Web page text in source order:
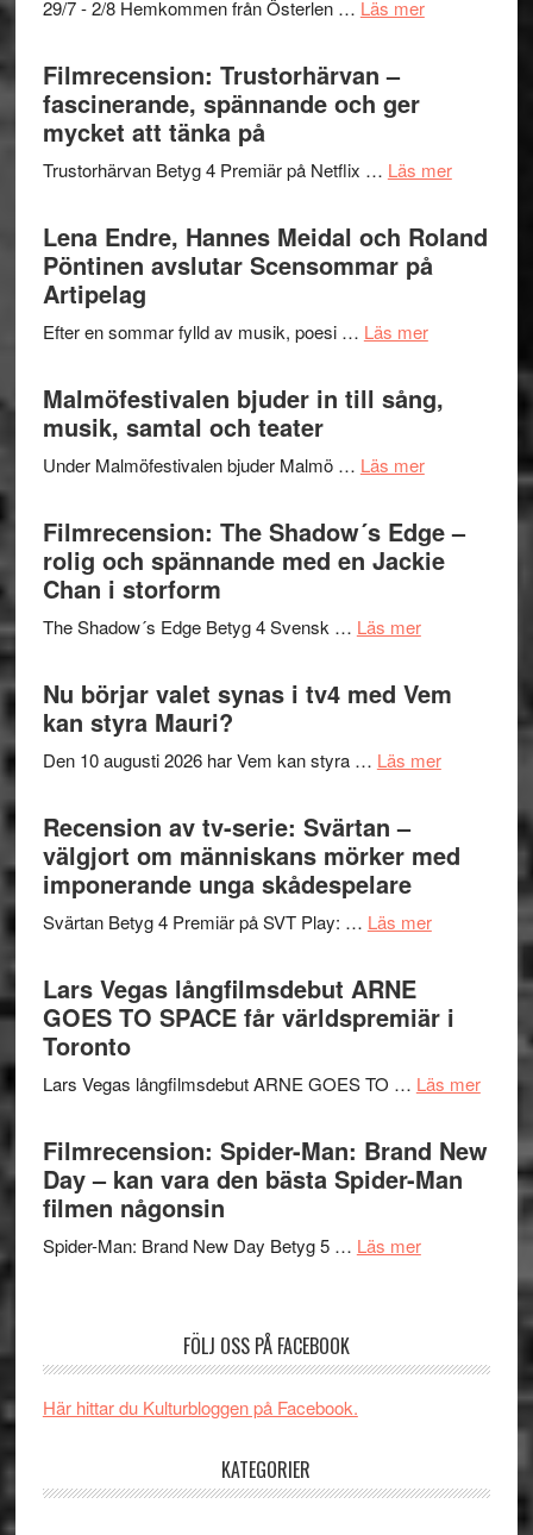
en
hjärtevarm
29/7 - 2/8 Hemkommen från Österlen … Läs merom
–
Delvis
bortom
terräng
Filmrecension: Trustorhärvan –
fascinerande, spännande och ger
mycket att tänka på
Trustorhärvan Betyg 4 Premiär på Netflix … Läs merom
–
Lena Endre, Hannes Meidal och Roland
Pöntinen avslutar Scensommar på
Artipelag
Efter en sommar fylld av musik, poesi … Läs merom
Hannes
Pöntinen
avslutar
Malmöfestivalen bjuder in till sång,
musik, samtal och teater
Under Malmöfestivalen bjuder Malmö … Läs merom
in
till
och
Filmrecension: The Shadow´s Edge –
rolig och spännande med en Jackie
Chan i storform
The Shadow´s Edge Betyg 4 Svensk … Läs merom
Shadow
Edge
och
en
i
Nu börjar valet synas i tv4 med Vem
kan styra Mauri?
Den 10 augusti 2026 har Vem kan styra … Läs merom
valet
synas
kan
Recension av tv-serie: Svärtan –
välgjort om människans mörker med
imponerande unga skådespelare
Svärtan Betyg 4 Premiär på SVT Play: … Läs merom
tv-
serie:
–
om
människans
Lars Vegas långfilmsdebut ARNE
GOES TO SPACE får världspremiär i
Toronto
Lars Vegas långfilmsdebut ARNE GOES TO … Läs merom
Vegas
ARNE
GOES
i
Filmrecension: Spider-Man: Brand New
Day – kan vara den bästa Spider-Man
filmen någonsin
Spider-Man: Brand New Day Betyg 5 … Läs merom
vara
FÖLJ OSS PÅ FACEBOOK
Här hittar du Kulturbloggen på Facebook.
KATEGORIER